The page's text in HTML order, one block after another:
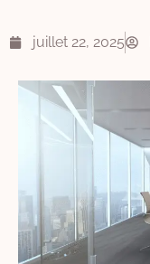
juillet 22, 2025